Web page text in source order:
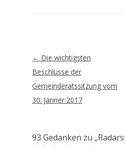
Artikel-
Navigation
← Die wichtigsten
Beschlüsse der
Gemeinderatssitzung vom
30. Jänner 2017
93 Gedanken zu „